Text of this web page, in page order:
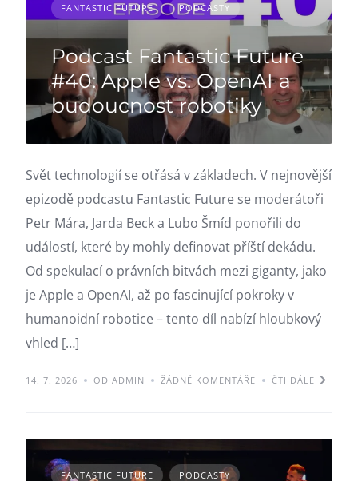
FANTASTIC FUTURE PODCASTY
Podcast Fantastic Future
#40: Apple vs. OpenAI a
budoucnost robotiky
Svět technologií se otřásá v základech. V nejnovější
epizodě podcastu Fantastic Future se moderátoři
Petr Mára, Jarda Beck a Lubo Šmíd ponořili do
událostí, které by mohly definovat příští dekádu.
Od spekulací o právních bitvách mezi giganty, jako
je Apple a OpenAI, až po fascinující pokroky v
humanoidní robotice – tento díl nabízí hloubkový
vhled […]
14. 7. 2026 OD ADMIN ŽÁDNÉ KOMENTÁŘE ČTI DÁLE
FANTASTIC FUTURE PODCASTY